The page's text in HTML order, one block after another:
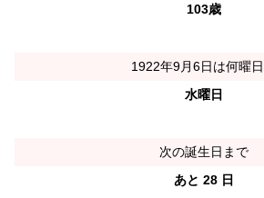
103歳
1922年9月6日は何曜日
水曜日
次の誕生日まで
あと 28 日